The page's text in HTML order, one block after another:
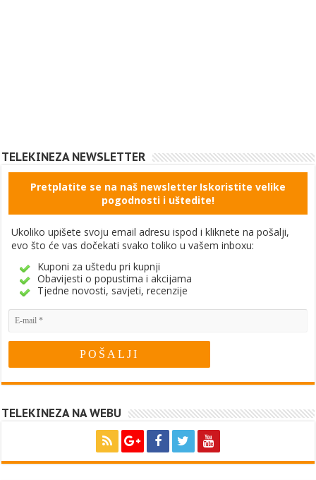
TELEKINEZA NEWSLETTER
Pretplatite se na naš newsletter Iskoristite velike
pogodnosti i uštedite!
Ukoliko upišete svoju email adresu ispod i kliknete na pošalji,
evo što će vas dočekati svako toliko u vašem inboxu:
Kuponi za uštedu pri kupnji
Obavijesti o popustima i akcijama
Tjedne novosti, savjeti, recenzije
TELEKINEZA NA WEBU